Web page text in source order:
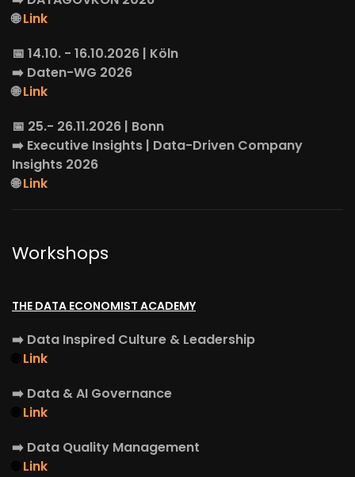
🌐Link
📅 14.10. - 16.10.2026 | Köln
➡️ Daten-WG 2026
🌐Link
📅 25.- 26.11.2026 | Bonn
➡️ Executive Insights | Data-Driven Company
Insights 2026
🌐Link
Workshops
THE DATA ECONOMIST ACADEMY
➡️ Data Inspired Culture & Leadership
Link
➡️ Data & AI Governance
Link
➡️ Data Quality Management
Link